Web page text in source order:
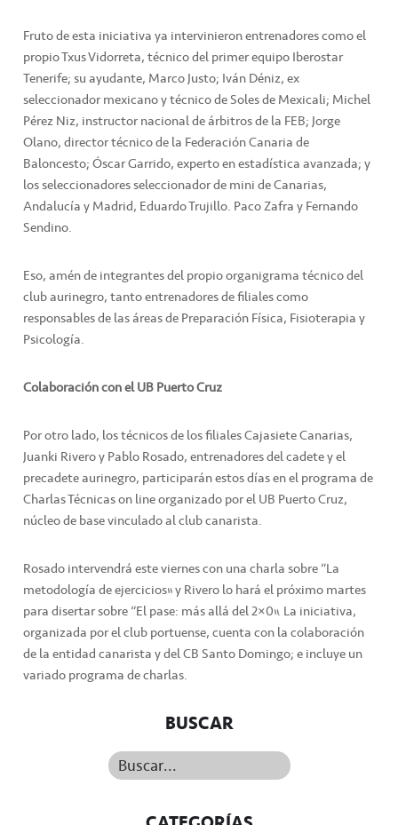
Fruto de esta iniciativa ya intervinieron entrenadores como el
propio Txus Vidorreta, técnico del primer equipo Iberostar
Tenerife; su ayudante, Marco Justo; Iván Déniz, ex
seleccionador mexicano y técnico de Soles de Mexicali; Michel
Pérez Niz, instructor nacional de árbitros de la FEB; Jorge
Olano, director técnico de la Federación Canaria de
Baloncesto; Óscar Garrido, experto en estadística avanzada; y
los seleccionadores seleccionador de mini de Canarias,
Andalucía y Madrid, Eduardo Trujillo. Paco Zafra y Fernando
Sendino.
Eso, amén de integrantes del propio organigrama técnico del
club aurinegro, tanto entrenadores de filiales como
responsables de las áreas de Preparación Física, Fisioterapia y
Psicología.
Colaboración con el UB Puerto Cruz
Por otro lado, los técnicos de los filiales Cajasiete Canarias,
Juanki Rivero y Pablo Rosado, entrenadores del cadete y el
precadete aurinegro, participarán estos días en el programa de
Charlas Técnicas on line organizado por el UB Puerto Cruz,
núcleo de base vinculado al club canarista.
Rosado intervendrá este viernes con una charla sobre “La
metodología de ejercicios” y Rivero lo hará el próximo martes
para disertar sobre “El pase: más allá del 2×0”. La iniciativa,
organizada por el club portuense, cuenta con la colaboración
de la entidad canarista y del CB Santo Domingo; e incluye un
variado programa de charlas.
BUSCAR
Buscar...